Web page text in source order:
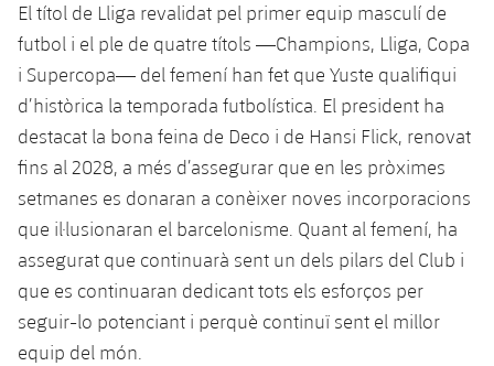
Jugadors
Fotos
Palmarès
Història
Classificació
Infantil
Aleví
Actualitat
Calendari
Entrades
Resultats
Classificació
Jugadors
Barça Atlètic
plusicon
més
Actualitat
Resultats
Jugadors
Classificació
Base
plusicon
més
Actualitat
Junior
Juvenil
Campus Estiu
PLUSICON
MÉS
Informació general
plusicon
més
Notícies
Atletisme
plusicon
més
El títol de Lliga revalidat pel primer equip masculí de
futbol i el ple de quatre títols —Champions, Lliga, Copa
i Supercopa— del femení han fet que Yuste qualifiqui
d’històrica la temporada futbolística. El president ha
destacat la bona feina de Deco i de Hansi Flick, renovat
fins al 2028, a més d’assegurar que en les pròximes
setmanes es donaran a conèixer noves incorporacions
que il·lusionaran el barcelonisme. Quant al femení, ha
assegurat que continuarà sent un dels pilars del Club i
que es continuaran dedicant tots els esforços per
seguir-lo potenciant i perquè continuï sent el millor
equip del món.